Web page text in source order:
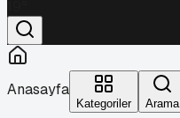
Anasayfa
Kategoriler Arama